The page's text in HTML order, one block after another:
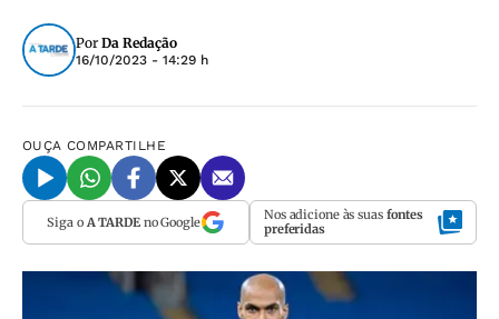
Por Da Redação
16/10/2023 - 14:29 h
OUÇA COMPARTILHE
Siga o A TARDEno Google Nos adicione às suas fontes
preferidas